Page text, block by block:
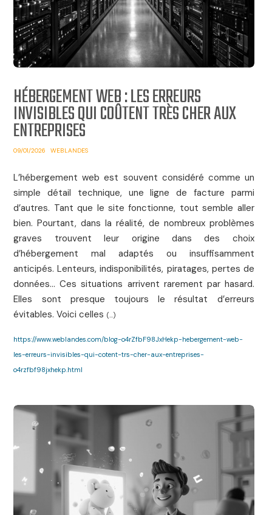
HÉBERGEMENT WEB : LES ERREURS
INVISIBLES QUI COÛTENT TRÈS CHER AUX
ENTREPRISES
09/01/2026 WEBLANDES
L’hébergement web est souvent considéré comme un
simple détail technique, une ligne de facture parmi
d’autres. Tant que le site fonctionne, tout semble aller
bien. Pourtant, dans la réalité, de nombreux problèmes
graves trouvent leur origine dans des choix
d’hébergement mal adaptés ou insuffisamment
anticipés. Lenteurs, indisponibilités, piratages, pertes de
données… Ces situations arrivent rarement par hasard.
Elles sont presque toujours le résultat d’erreurs
évitables. Voici celles (...)
https://www.weblandes.com/blog-o4rZfbF98JxHekp-hebergement-web-
les-erreurs-invisibles-qui-cotent-trs-cher-aux-entreprises-
o4rzfbf98jxhekp.html